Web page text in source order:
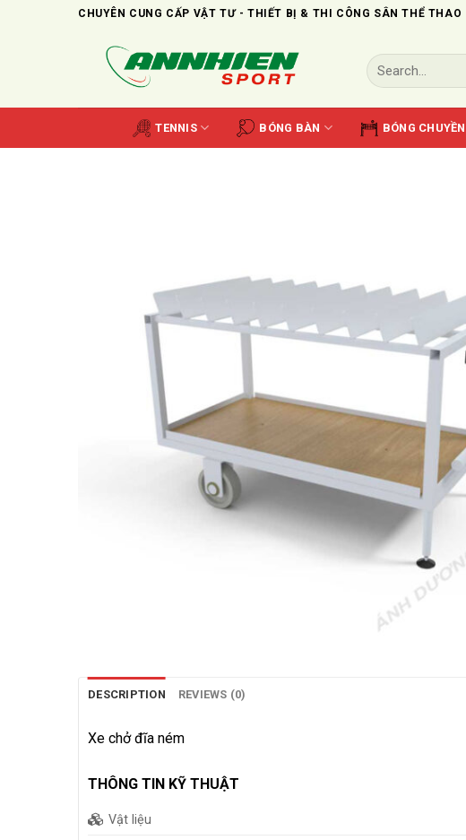
CHUYÊN CUNG CẤP VẬT TƯ - THIẾT BỊ & THI CÔNG SÂN THỂ THAO
Search
for:
TENNIS BÓNG BÀN BÓNG CHUYỀN
DESCRIPTION REVIEWS (0)
Xe chở đĩa ném
THÔNG TIN KỸ THUẬT
Vật liệu